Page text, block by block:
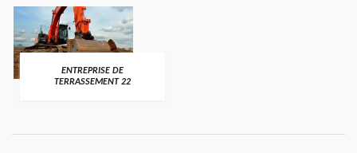
ENTREPRISE DE
TERRASSEMENT 22